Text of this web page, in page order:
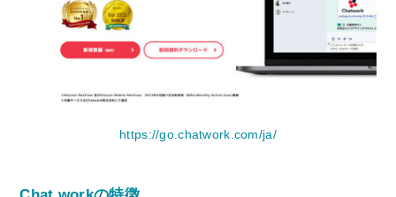
https://go.chatwork.com/ja/